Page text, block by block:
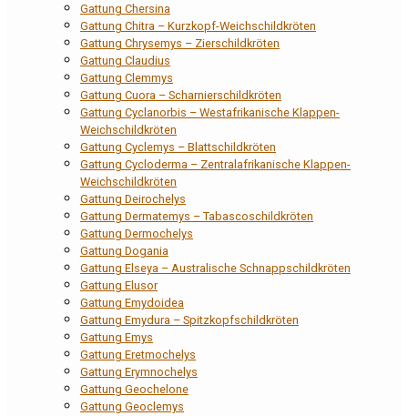
Gattung Chersina
Gattung Chitra – Kurzkopf-Weichschildkröten
Gattung Chrysemys – Zierschildkröten
Gattung Claudius
Gattung Clemmys
Gattung Cuora – Scharnierschildkröten
Gattung Cyclanorbis – Westafrikanische Klappen-
Weichschildkröten
Gattung Cyclemys – Blattschildkröten
Gattung Cycloderma – Zentralafrikanische Klappen-
Weichschildkröten
Gattung Deirochelys
Gattung Dermatemys – Tabascoschildkröten
Gattung Dermochelys
Gattung Dogania
Gattung Elseya – Australische Schnappschildkröten
Gattung Elusor
Gattung Emydoidea
Gattung Emydura – Spitzkopfschildkröten
Gattung Emys
Gattung Eretmochelys
Gattung Erymnochelys
Gattung Geochelone
Gattung Geoclemys